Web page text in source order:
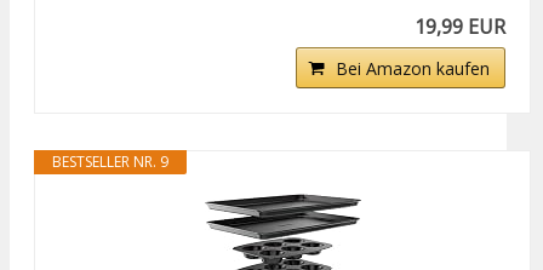
19,99 EUR
Bei Amazon kaufen
BESTSELLER NR. 9